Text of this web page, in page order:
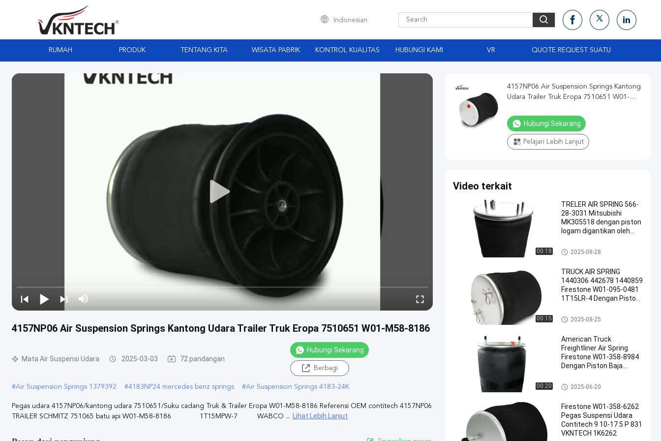
Indonesian
RUMAH PRODUK TENTANG KITA WISATA PABRIK KONTROL KUALITAS HUBUNGI KAMI VR QUOTE REQUEST SUATU
4157NP06 Air Suspension Springs Kantong Udara Trailer Truk Eropa 7510651 W01-M58-8186
Mata Air Suspensi Udara 2025-03-03 72 pandangan
Hubungi Sekarang
Berbagi
#Air Suspension Springs 1379392 #4183NP24 mercedes benz springs #Air Suspension Springs 4183-24K
Pegas udara 4157NP06/kantong udara 7510651/Suku cadang Truk & Trailer Eropa W01-M58-8186 Referensi OEM contitech 4157NP06
TRAILER SCHMITZ 751065 batu api W01-M58-8186 1T15MPW-7 WABCO ... Lihat Lebih Lanjut
4157NP06 Air Suspension Springs Kantong
Udara Trailer Truk Eropa 7510651 W01-
Hubungi Sekarang
Pelajari Lebih Lanjut
Video terkait
00:18
TRELER AIR SPRING 566-
28-3031 Mitsubishi
MK305518 dengan piston
logam digantikan oleh
Mata Air Suspensi Udara
2025-08-28
00:15
TRUCK AIR SPRING
1440306 442678 1440859
Firestone W01-095-0481
1T15LR-4 Dengan Piston
1K0481
Mata Air Suspensi Udara
2025-08-25
00:20
American Truck
Freightliner Air Spring
Firestone W01-358-8984
Dengan Piston Baja
ASC1400HL Karet Alam
Metal Down digantikan
Mata Air Suspensi Udara
2025-06-20
Firestone W01-358-6262
Pegas Suspensi Udara
Contitech 9 10-17.5 P 831
VKNTECH 1K6262